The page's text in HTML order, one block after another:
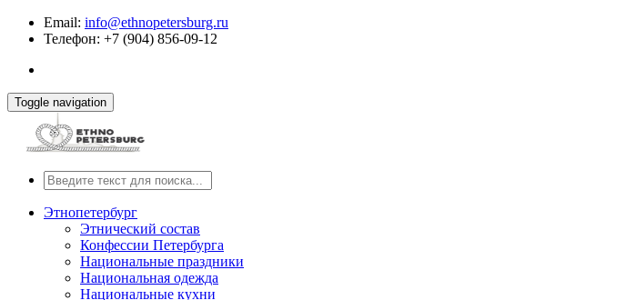
Email: info@ethnopetersburg.ru
Телефон: +7 (904) 856-09-12
Toggle navigation
Этнопетербург
Этнический состав
Конфессии Петербурга
Национальные праздники
Национальная одежда
Национальные кухни